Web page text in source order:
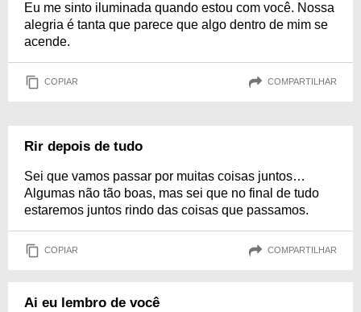
Eu me sinto iluminada quando estou com você. Nossa
alegria é tanta que parece que algo dentro de mim se
acende.
COPIAR COMPARTILHAR
Rir depois de tudo
Sei que vamos passar por muitas coisas juntos…
Algumas não tão boas, mas sei que no final de tudo
estaremos juntos rindo das coisas que passamos.
COPIAR COMPARTILHAR
Ai eu lembro de você